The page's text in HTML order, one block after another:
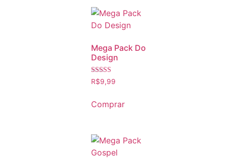
Mega Pack Do
Design
Avaliação
4.66
R$9,99
Comprar